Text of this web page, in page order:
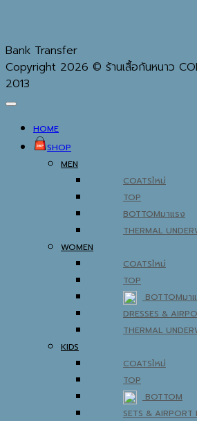
Bank Transfer
Copyright 2026 © ร้านเสื้อกันหนาว
2013
HOME
SHOP
MEN
COATS
TOP
BOTTOM
THERMAL
WOMEN
COATS
TOP
BOTTOM
DRESSES &
THERMAL
KIDS
COATS
TOP
BOTTOM
SETS & AIRPORT